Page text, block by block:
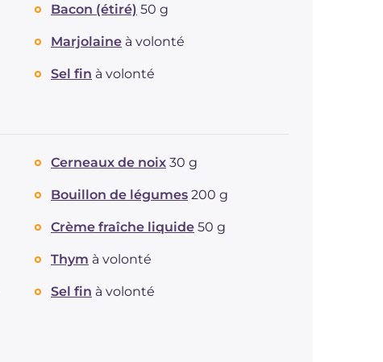
Bacon (étiré) 50 g
Marjolaine à volonté
Sel fin à volonté
Cerneaux de noix 30 g
Bouillon de légumes 200 g
Crème fraîche liquide 50 g
Thym à volonté
Sel fin à volonté